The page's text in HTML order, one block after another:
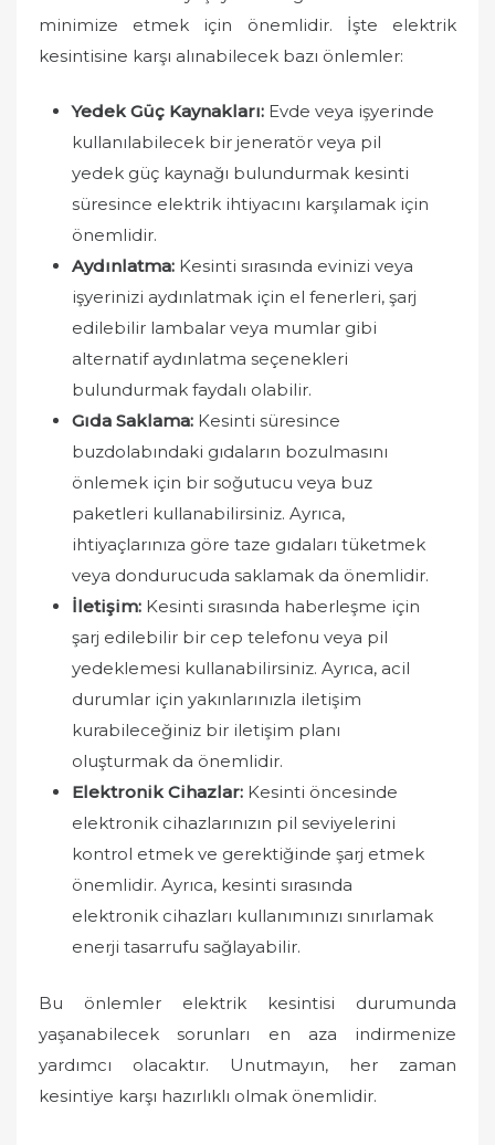
minimize etmek için önemlidir. İşte elektrik
kesintisine karşı alınabilecek bazı önlemler:
Yedek Güç Kaynakları: Evde veya işyerinde
kullanılabilecek bir jeneratör veya pil
yedek güç kaynağı bulundurmak kesinti
süresince elektrik ihtiyacını karşılamak için
önemlidir.
Aydınlatma: Kesinti sırasında evinizi veya
işyerinizi aydınlatmak için el fenerleri, şarj
edilebilir lambalar veya mumlar gibi
alternatif aydınlatma seçenekleri
bulundurmak faydalı olabilir.
Gıda Saklama: Kesinti süresince
buzdolabındaki gıdaların bozulmasını
önlemek için bir soğutucu veya buz
paketleri kullanabilirsiniz. Ayrıca,
ihtiyaçlarınıza göre taze gıdaları tüketmek
veya dondurucuda saklamak da önemlidir.
İletişim: Kesinti sırasında haberleşme için
şarj edilebilir bir cep telefonu veya pil
yedeklemesi kullanabilirsiniz. Ayrıca, acil
durumlar için yakınlarınızla iletişim
kurabileceğiniz bir iletişim planı
oluşturmak da önemlidir.
Elektronik Cihazlar: Kesinti öncesinde
elektronik cihazlarınızın pil seviyelerini
kontrol etmek ve gerektiğinde şarj etmek
önemlidir. Ayrıca, kesinti sırasında
elektronik cihazları kullanımınızı sınırlamak
enerji tasarrufu sağlayabilir.
Bu önlemler elektrik kesintisi durumunda
yaşanabilecek sorunları en aza indirmenize
yardımcı olacaktır. Unutmayın, her zaman
kesintiye karşı hazırlıklı olmak önemlidir.